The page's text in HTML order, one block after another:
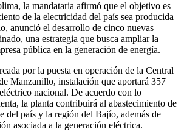
la mandataria afirmó que el objetivo es
de la electricidad del país sea producida
anunció el desarrollo de cinco nuevas
una estrategia que busca ampliar la
pública en la generación de energía.
por la puesta en operación de la Central
Manzanillo, instalación que aportará 357
nacional. De acuerdo con lo
la planta contribuirá al abastecimiento de
del país y la región del Bajío, además de
asociada a la generación eléctrica.